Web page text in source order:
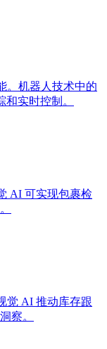
。机器人技术中的
实时控制。
AI 可实现包裹检
觉 AI 推动库存跟
察。